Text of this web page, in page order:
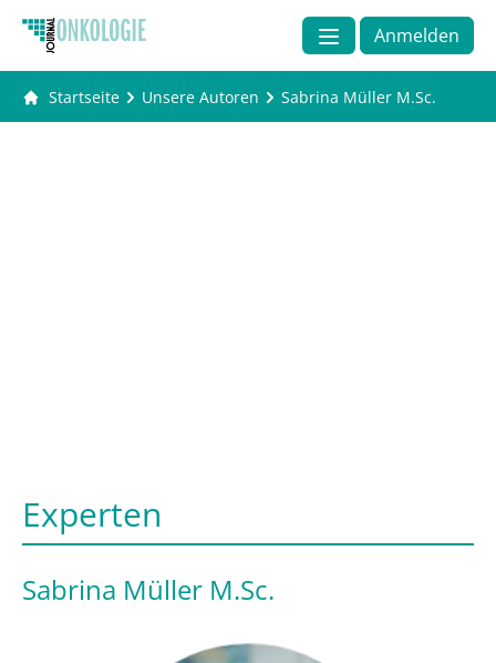
Anmelden
Startseite Unsere Autoren Sabrina Müller M.Sc.
Experten
Sabrina Müller M.Sc.